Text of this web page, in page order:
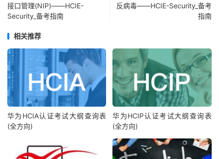
接口管理(NIP)——HCIE-
Security_备考指南
反病毒——HCIE-Security_备考
指南
相关推荐
华为HCIA认证考试大纲查询表
(全方向)
华为HCIP认证考试大纲查询表
(全方向)